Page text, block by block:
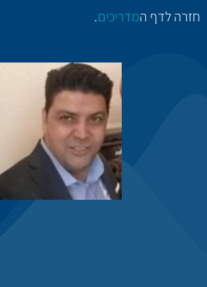
חזרה לדף המדריכים.